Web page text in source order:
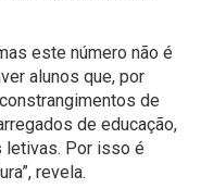
este número não é
alunos que, por
de
de educação,
letivas. Por isso é
revela.